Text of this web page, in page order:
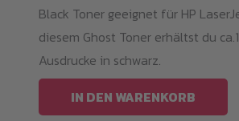
Black Toner geeignet für HP
diesem Ghost Toner erhältst du
Ausdrucke in schwarz.
IN DEN WARENKORB